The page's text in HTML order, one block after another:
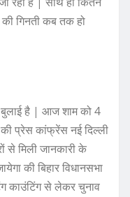
की गिनती कब तक हो
है | आज शाम को 4
प्रेस कांफ्रेंस नई दिल्ली
से मिली जानकारी के
की बिहार विधानसभा
काउंटिंग से लेकर चुनाव